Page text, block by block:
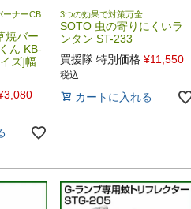
ーナーCB
焼バー
ん KB-
ズ]幅
3,080
3つの効果で対策万全
SOTO 虫の寄りにくいラ
ンタン ST-233
買援隊 特別価格 ¥11,550
税込
カートに入れる